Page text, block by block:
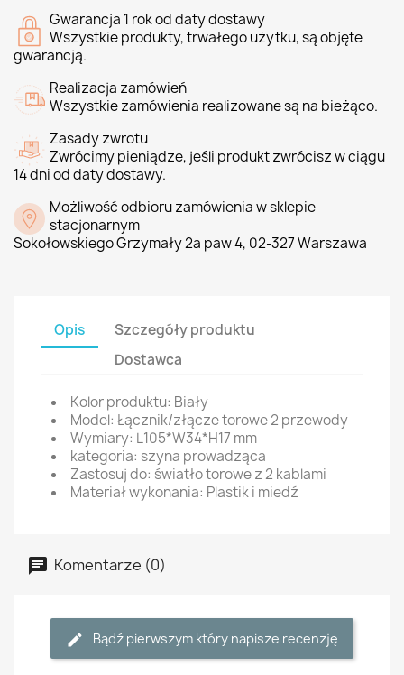
Gwarancja 1 rok od daty dostawy
Wszystkie produkty, trwałego użytku, są objęte
gwarancją.
Realizacja zamówień
Wszystkie zamówienia realizowane są na bieżąco.
Zasady zwrotu
Zwrócimy pieniądze, jeśli produkt zwrócisz w ciągu
14 dni od daty dostawy.
Możliwość odbioru zamówienia w sklepie
stacjonarnym
Sokołowskiego Grzymały 2a paw 4, 02-327 Warszawa
Opis
Szczegóły produktu
Dostawca
Kolor produktu: Biały
Model: Łącznik/złącze torowe 2 przewody
Wymiary: L105*W34*H17 mm
kategoria: szyna prowadząca
Zastosuj do: światło torowe z 2 kablami
Materiał wykonania: Plastik i miedź
Komentarze (0)
Bądź pierwszym który napisze recenzję